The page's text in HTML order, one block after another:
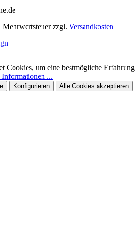
zzgl. Versandkosten
Cookies, um eine bestmögliche Erfahrung
...
Konfigurieren Alle Cookies akzeptieren